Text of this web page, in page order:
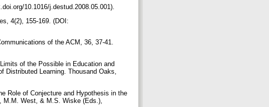
10.1016/j.destud.2008.05.001).
4(2), 155-169. (DOI:
of the ACM, 36, 37-41.
of the Possible in Education and
Distributed Learning. Thousand Oaks,
Role of Conjecture and Hypothesis in the
M.M. West, & M.S. Wiske (Eds.),